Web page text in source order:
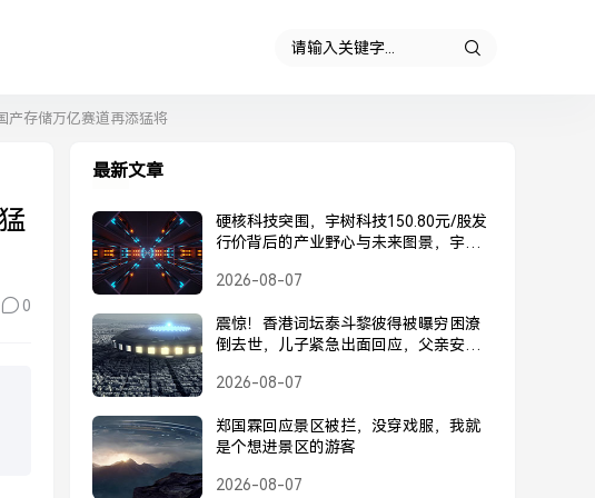
产存储万亿赛道再添猛将
0
最新文章
硬核科技突围，宇树科技150.80元/股发
行价背后的产业野心与未来图景，宇树
背后的产业野心与未来图景
2026-08-07
震惊！香港词坛泰斗黎彼得被曝穷困潦
倒去世，儿子紧急出面回应，父亲安
紧急回应，父亲安好并未离世
2026-08-07
郑国霖回应景区被拦，没穿戏服，我就
是个想进景区的游客
2026-08-07